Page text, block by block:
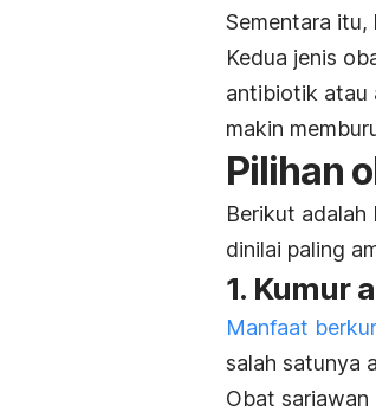
Sementara
Kedua jenis
antibiotik atau
makin
Pilihan
Berikut adalah
dinilai paling
1. Kumur
Manfaat
salah satunya
Obat sariawan